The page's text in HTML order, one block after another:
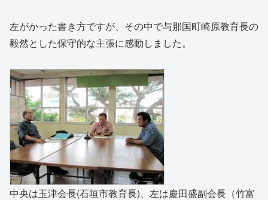
左がかった書き方ですが、その中で与那国町崎原教育長の
毅然とした保守的な主張に感動しました。
中央は玉津会長(石垣市教育長)、左は慶田盛副会長（竹富